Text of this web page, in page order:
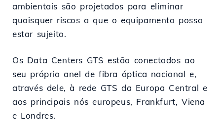
ambientais são projetados para eliminar
quaisquer riscos a que o equipamento possa
estar sujeito.
Os Data Centers GTS estão conectados ao
seu próprio anel de fibra óptica nacional e,
através dele, à rede GTS da Europa Central e
aos principais nós europeus, Frankfurt, Viena
e Londres.